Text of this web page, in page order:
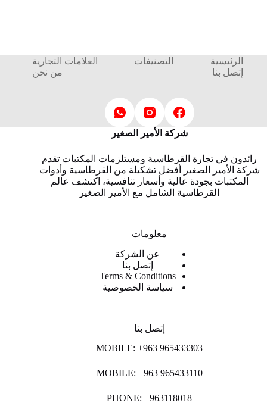
الرئيسية التصنيفات
العلامات التجارية
إتصل بنا
من نحن
شركة الأمير الصغير
رائدون في تجارة القرطاسية ومستلزمات المكتبات تقدم
شركة الأمير الصغير أفضل تشكيلة من القرطاسية وأدوات
المكتبات بجودة عالية وأسعار تنافسية، اكتشف عالم
القرطاسية الشامل مع الأمير الصغير
معلومات
عن الشركة
إتصل بنا
Terms & Conditions
سياسة الخصوصية
إتصل بنا
MOBILE: +963 965433303
MOBILE: +963 965433110
PHONE: +963118018